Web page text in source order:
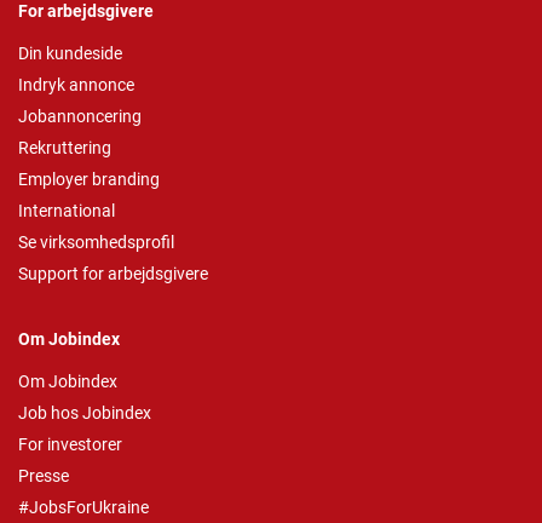
For arbejdsgivere
Din kundeside
Indryk annonce
Jobannoncering
Rekruttering
Employer branding
International
Se virksomhedsprofil
Support for arbejdsgivere
Om Jobindex
Om Jobindex
Job hos Jobindex
For investorer
Presse
#JobsForUkraine